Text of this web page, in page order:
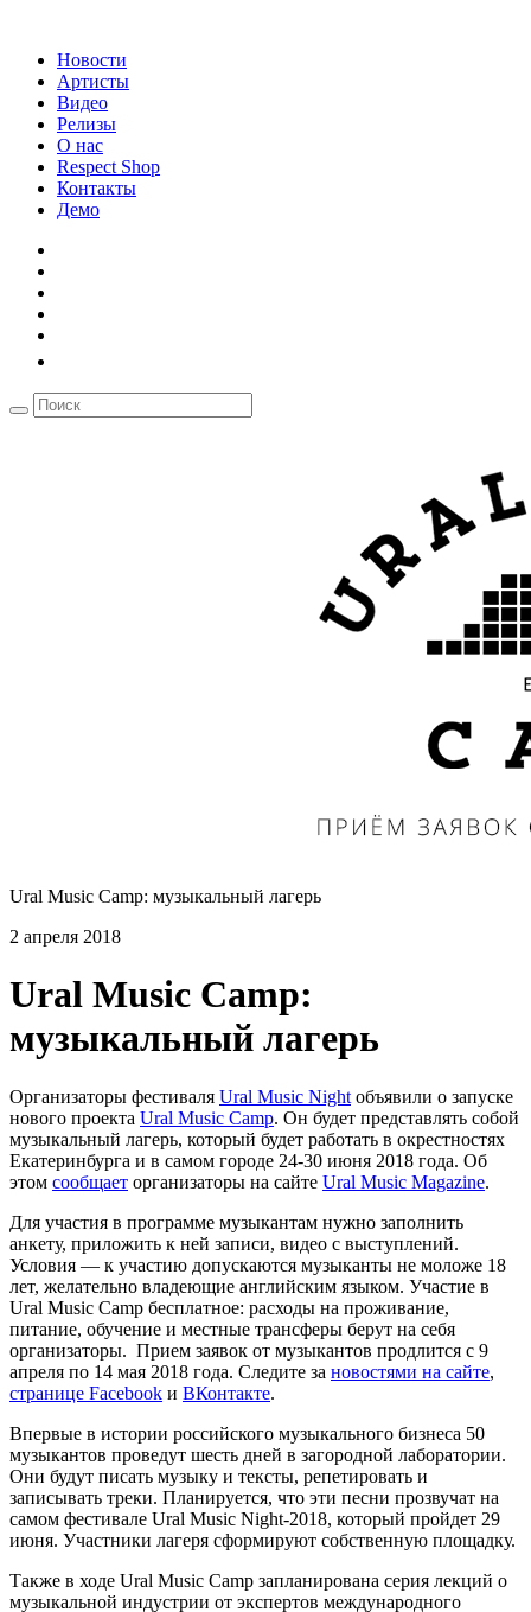
Новости
Артисты
Видео
Релизы
О нас
Respect Shop
Контакты
Демо
Ural Music Camp: музыкальный лагерь
2 апреля 2018
Ural Music Camp:
музыкальный лагерь
Организаторы фестиваля Ural Music Night объявили о запуске
нового проекта Ural Music Camp. Он будет представлять собой
музыкальный лагерь, который будет работать в окрестностях
Екатеринбурга и в самом городе 24-30 июня 2018 года. Об
этом сообщает организаторы на сайте Ural Music Magazine.
Для участия в программе музыкантам нужно заполнить
анкету, приложить к ней записи, видео с выступлений.
Условия — к участию допускаются музыканты не моложе 18
лет, желательно владеющие английским языком. Участие в
Ural Music Camp бесплатное: расходы на проживание,
питание, обучение и местные трансферы берут на себя
организаторы. Прием заявок от музыкантов продлится с 9
апреля по 14 мая 2018 года. Следите за новостями на сайте,
странице Facebook и ВКонтакте.
Впервые в истории российского музыкального бизнеса 50
музыкантов проведут шесть дней в загородной лаборатории.
Они будут писать музыку и тексты, репетировать и
записывать треки. Планируется, что эти песни прозвучат на
самом фестивале Ural Music Night-2018, который пройдет 29
июня. Участники лагеря сформируют собственную площадку.
Также в ходе Ural Music Camp запланирована серия лекций о
музыкальной индустрии от экспертов международного